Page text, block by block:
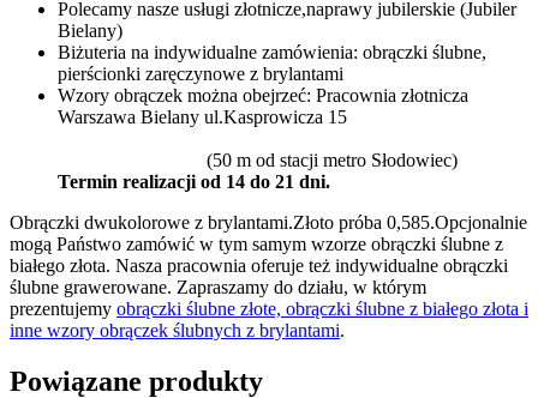
Polecamy nasze usługi złotnicze,naprawy jubilerskie (Jubiler
Bielany)
Biżuteria na indywidualne zamówienia: obrączki ślubne,
pierścionki zaręczynowe z brylantami
Wzory obrączek można obejrzeć: Pracownia złotnicza
Warszawa Bielany ul.Kasprowicza 15
(50 m od stacji metro Słodowiec)
Termin realizacji od 14 do 21 dni.
Obrączki dwukolorowe z brylantami.Złoto próba 0,585.Opcjonalnie
mogą Państwo zamówić w tym samym wzorze obrączki ślubne z
białego złota. Nasza pracownia oferuje też indywidualne obrączki
ślubne grawerowane. Zapraszamy do działu, w którym
prezentujemy obrączki ślubne złote, obrączki ślubne z białego złota i
inne wzory obrączek ślubnych z brylantami.
Powiązane produkty